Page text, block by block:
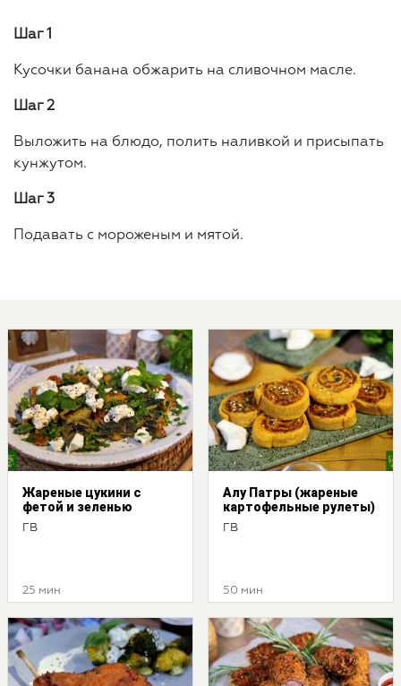
Шаг 1
Кусочки банана обжарить на сливочном масле.
Шаг 2
Выложить на блюдо, полить наливкой и присыпать
кунжутом.
Шаг 3
Подавать с мороженым и мятой.
Жареные цукини с
фетой и зеленью
ГВ
25 мин
Алу Патры (жареные
картофельные рулеты)
ГВ
50 мин